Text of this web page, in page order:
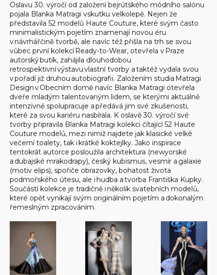
Oslavu 30. výročí od založení bejrútského módního salónu
pojala Blanka Matragi vskutku velkolepě. Nejen že
představila 52 modelů Haute Couture, které svým často
minimalistickým pojetím znamenají novou éru
v návrhářčině tvorbě, ale navíc též přišla na trh se svou
vůbec první kolekcí Ready-to-Wear, otevřela v Praze
autorský butik, zahájila dlouhodobou
retrospektivní výstavu vlastní tvorby a taktéž vydala svou
v pořadí již druhou autobiografii. Založením studia Matragi
Design v Obecním domě navíc Blanka Matragi otevřela
dveře mladým talentovaným lidem, se kterými aktuálně
intenzivně spolupracuje a předává jim své zkušenosti,
které za svou kariéru nasbírala. K oslavě 30. výročí své
tvorby připravila Blanka Matragi kolekci čítající 52 Haute
Couture modelů, mezi nimiž najdete jak klasické velké
večerní toalety, tak i krátké koktejlky. Jako inspirace
tentokrát autorce posloužila architektura (newyorské
a dubajské mrakodrapy), český kubismus, vesmír a galaxie
(motiv elips), spořiče obrazovky, bohatost života
podmořského útesu, ale i hudba a tvorba Františka Kupky.
Součástí kolekce je tradičně i několik svatebních modelů,
které opět vynikají svým originálním pojetím a dokonalým
řemeslným zpracováním.